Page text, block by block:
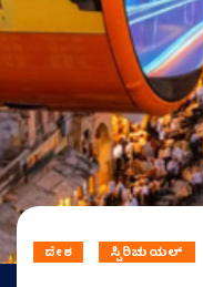
ದೇಶ ಸ್ಪಿರಿಚುಯಲ್